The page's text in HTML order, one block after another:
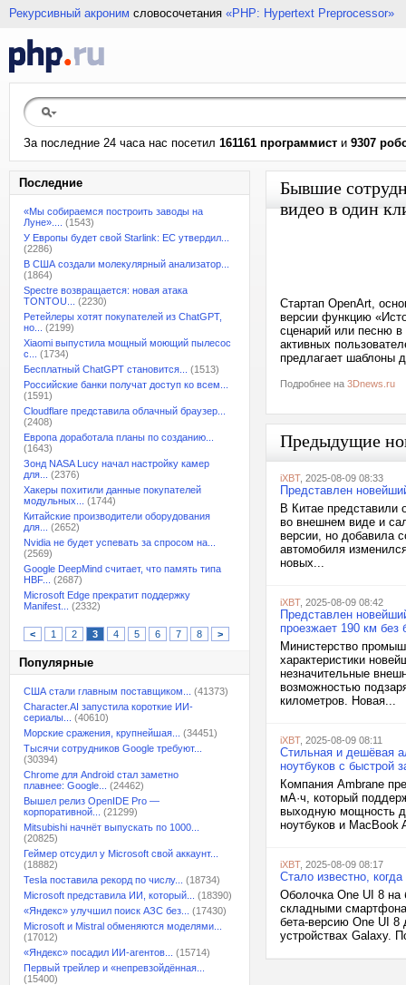
Рекурсивный акроним словосочетания «PHP: Hypertext Preprocessor»
За последние 24 часа нас посетил 161161 программист и 9307
Последние
«Мы собираемся построить заводы на
Луне»....
(1543)
У Европы будет свой Starlink: ЕС утвердил...
(2286)
В США создали молекулярный анализатор...
(1864)
Spectre возвращается: новая атака
TONTOU...
(2230)
Ретейлеры хотят покупателей из ChatGPT,
но...
(2199)
Xiaomi выпустила мощный моющий пылесос
с...
(1734)
Бесплатный ChatGPT становится...
(1513)
Российские банки получат доступ ко всем...
(1591)
Cloudflare представила облачный браузер...
(2408)
Европа доработала планы по созданию...
(1643)
Зонд NASA Lucy начал настройку камер
для...
(2376)
Хакеры похитили данные покупателей
модульных...
(1744)
Китайские производители оборудования
для...
(2652)
Nvidia не будет успевать за спросом на...
(2569)
Google DeepMind считает, что память типа
HBF...
(2687)
Microsoft Edge прекратит поддержку
Manifest...
(2332)
< 1 2 3 4 5 6 7 8 >
Популярные
США стали главным поставщиком...
(41373)
Character.AI запустила короткие ИИ-
сериалы...
(40610)
Морские сражения, крупнейшая...
(34451)
Тысячи сотрудников Google требуют...
(30394)
Chrome для Android стал заметно
плавнее: Google...
(24462)
Вышел релиз OpenIDE Pro —
корпоративной...
(21299)
Mitsubishi начнёт выпускать по 1000...
(20825)
Геймер отсудил у Microsoft свой аккаунт...
(18882)
Tesla поставила рекорд по числу...
(18734)
Microsoft представила ИИ, который...
(18390)
«Яндекс» улучшил поиск АЗС без...
(17430)
Microsoft и Mistral обменяются моделями...
(17012)
«Яндекс» посадил ИИ-агентов...
(15714)
Первый трейлер и «непревзойдённая...
(15400)
Бывшие
видео в один
Стартап OpenArt,
версии функцию
сценарий или песню
активных
предлагает шаблоны
Подробнее на 3Dnews.ru
Предыдущие
iXBT, 2025-08-09 08:33
Представлен
В Китае представили
во внешнем виде и
версии, но добавила
автомобиля
новых...
iXBT, 2025-08-09 08:42
Представлен
проезжает 190 км без
Министерство
характеристики
незначительные
возможностью
километров. Новая...
iXBT, 2025-08-09 08:11
Стильная и дешёвая
ноутбуков с быстрой
Компания Ambrane
мА·ч, который
выходную мощность
ноутбуков и
iXBT, 2025-08-09 08:17
Стало известно,
Оболочка One UI 8 на
складными
бета-версию One UI 8
устройствах Galaxy.